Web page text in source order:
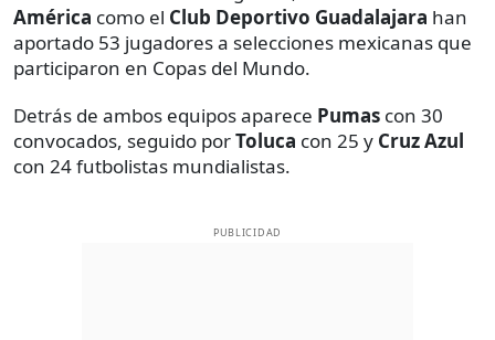
América como el Club Deportivo Guadalajara han
aportado 53 jugadores a selecciones mexicanas que
participaron en Copas del Mundo.
Detrás de ambos equipos aparece Pumas con 30
convocados, seguido porToluca con 25 y Cruz Azul
con 24 futbolistas mundialistas.
PUBLICIDAD